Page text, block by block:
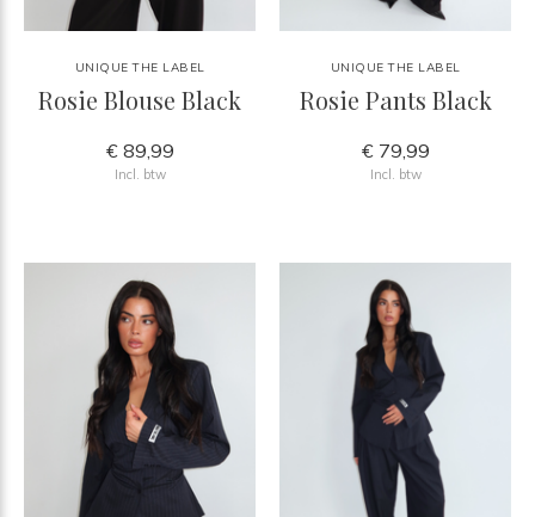
UNIQUE THE LABEL
Rosie Blouse Black
€ 89,99
Incl. btw
UNIQUE THE LABEL
Rosie Pants Black
€ 79,99
Incl. btw